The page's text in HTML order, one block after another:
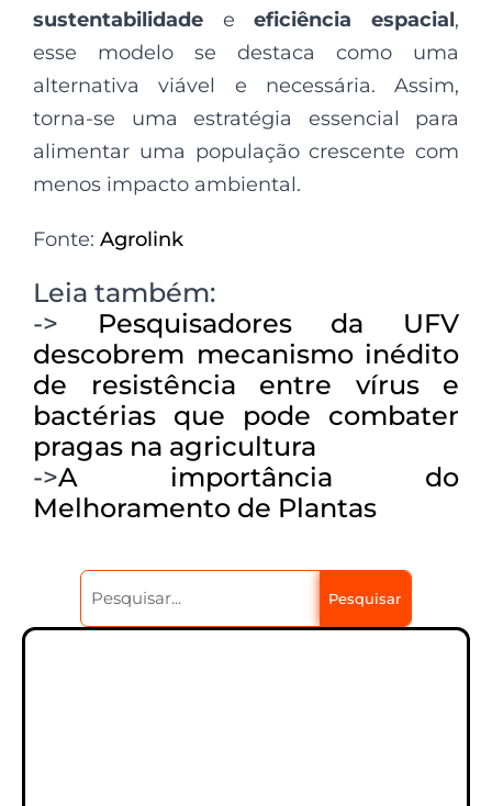
sustentabilidade eeficiência espacial,
esse modelo se destaca como uma
alternativa viável e necessária. Assim,
torna-se uma estratégia essencial para
alimentar uma população crescente com
menos impacto ambiental.
Fonte: Agrolink
Leia também:
-> Pesquisadores da UFV
descobrem mecanismo inédito
de resistência entre vírus e
bactérias que pode combater
pragas na agricultura
->A importância do
Melhoramento de Plantas
Pesquisar